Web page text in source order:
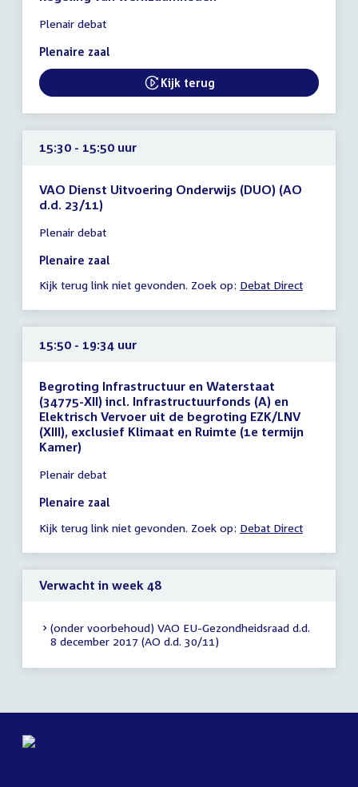
vergadering
15:15
15:30
uur
Plenair debat
Plenaire zaal
Kijk terug
15:30 - 15:50 uur
VAO Dienst Uitvoering Onderwijs (DUO) (AO
d.d. 23/11)
vergadering
15:30
15:50
Plenair debat
Plenaire zaal
Kijk terug link niet gevonden. Zoek op: Debat Direct
15:50 - 19:34 uur
Begroting Infrastructuur en Waterstaat
(34775-XII) incl. Infrastructuurfonds (A) en
Elektrisch Vervoer uit de begroting EZK/LNV
(XIII), exclusief Klimaat en Ruimte (1e termijn
Kamer)
vergadering
15:50
19:34
Plenair debat
Plenaire zaal
Kijk terug link niet gevonden. Zoek op: Debat Direct
Verwacht in week 48
(onder voorbehoud) VAO EU-Gezondheidsraad d.d.
8 december 2017 (AO d.d. 30/11)